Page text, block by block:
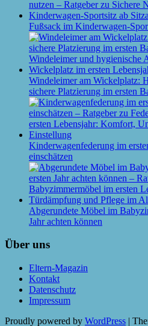
Fußsack im Kinderwagen-
Windeleimer am Wickelplatz:
sichere Platzierung im ersten
Kinderwagenfederung im
einschätzen
Abgerundete Möbel im
Jahr achten können
Über uns
Eltern-Magazin
Kontakt
Datenschutz
Impressum
Proudly powered by WordPress |